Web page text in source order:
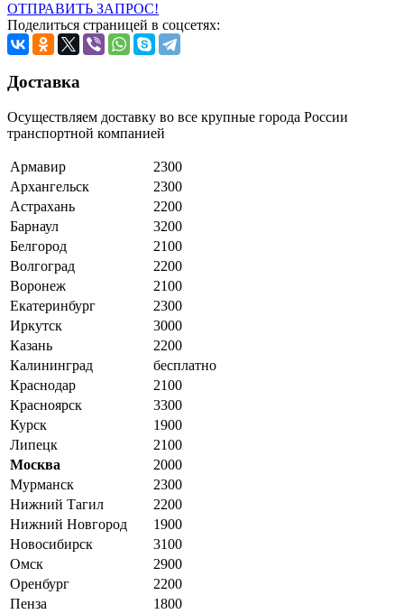
ОТПРАВИТЬ ЗАПРОС!
Поделиться страницей в соцсетях:
Доставка
Осуществляем доставку во все крупные города России
транспортной компанией
Армавир
2300
Архангельск
2300
Астрахань
2200
Барнаул
3200
Белгород
2100
Волгоград
2200
Воронеж
2100
Екатеринбург
2300
Иркутск
3000
Казань
2200
Калининград
бесплатно
Краснодар
2100
Красноярск
3300
Курск
1900
Липецк
2100
Москва
2000
Мурманск
2300
Нижний Тагил
2200
Нижний Новгород
1900
Новосибирск
3100
Омск
2900
Оренбург
2200
Пенза
1800